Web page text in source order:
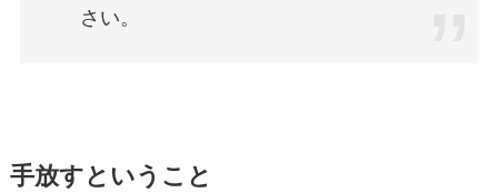
さい。
手放すということ